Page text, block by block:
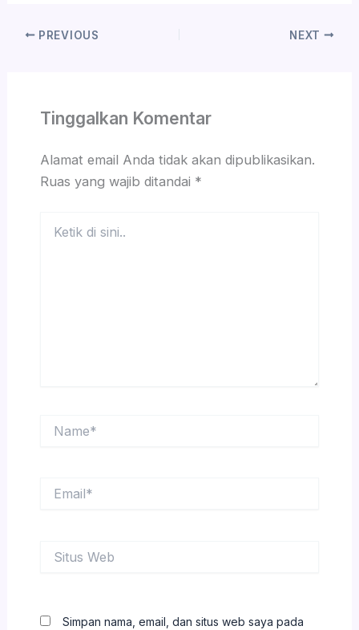
PREVIOUS NEXT
Tinggalkan Komentar
Alamat email Anda tidak akan dipublikasikan.
Ruas yang wajib ditandai *
Web
Simpan nama, email, dan situs web saya pada